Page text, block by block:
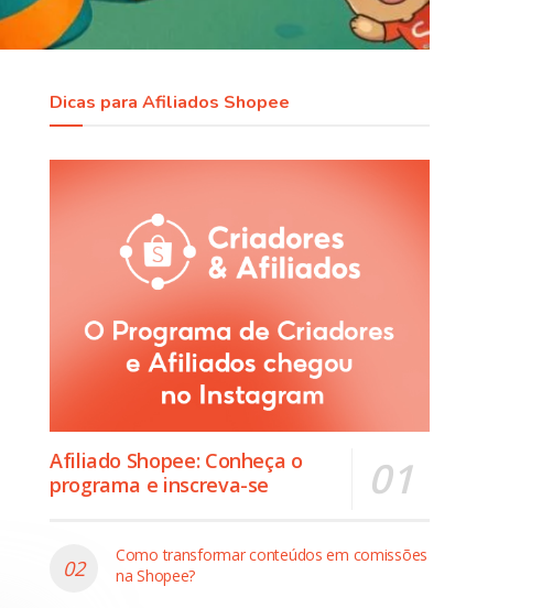
Dicas para Afiliados Shopee
Afiliado Shopee: Conheça o
programa e inscreva-se
Como transformar conteúdos em comissões
na Shopee?